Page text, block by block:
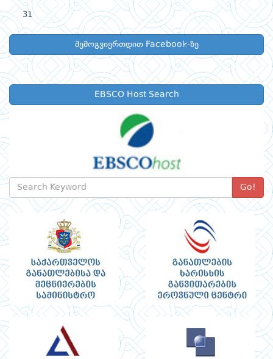
31
შემოგვიერთდით Facebook-ზე
EBSCO Host Search
Go!